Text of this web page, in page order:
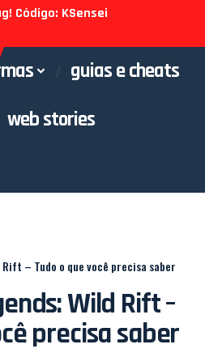
Código: KSensei
guias e cheats
web stories
Rift – Tudo o que você precisa saber
Wild Rift –
precisa saber